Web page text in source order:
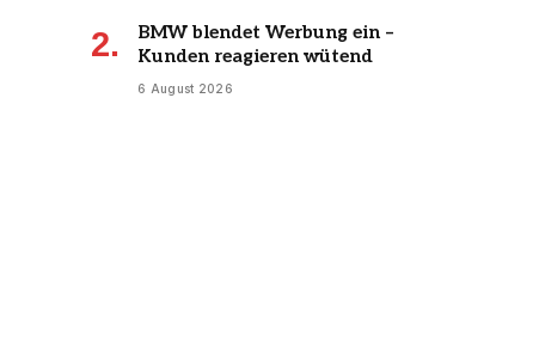
BMW blendet Werbung ein –
Kunden reagieren wütend
6 August 2026